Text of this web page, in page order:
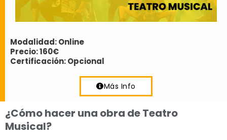
Modalidad: Online
Precio: 160€
Certificación: Opcional
Más Info
¿Cómo hacer una obra de Teatro
Musical?